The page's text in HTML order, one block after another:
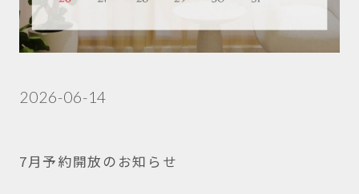
2026-06-14
7月予約開放のお知らせ